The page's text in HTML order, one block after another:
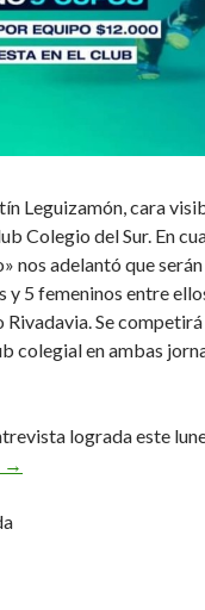
Leguizamón, cara
Colegio del Sur. En
nos adelantó que
y 5 femeninos entre
Se
colegial en ambas
lograda este
Se viene la 2° edición
→